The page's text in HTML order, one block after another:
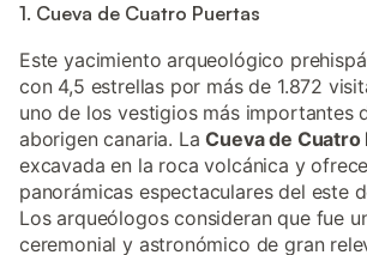
1. Cueva de Cuatro Puertas
Este yacimiento arqueológico
con 4,5 estrellas por más de 1.872
uno de los vestigios más importantes
aborigen canaria. LaCueva de Cuatro
excavada en la roca volcánica y
panorámicas espectaculares del este
Los arqueólogos consideran que fue
ceremonial y astronómico de gran